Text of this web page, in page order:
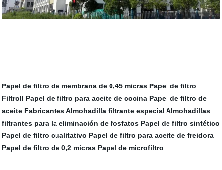
Papel de filtro de membrana de 0,45 micras Papel de filtro
Filtroll Papel de filtro para aceite de cocina Papel de filtro de
aceite Fabricantes Almohadilla filtrante especial Almohadillas
filtrantes para la eliminación de fosfatos Papel de filtro sintético
Papel de filtro cualitativo Papel de filtro para aceite de freidora
Papel de filtro de 0,2 micras Papel de microfiltro